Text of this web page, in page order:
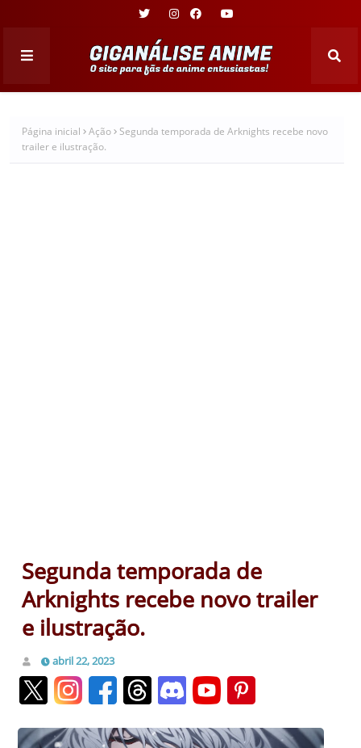
Página inicial Ação
Segunda temporada de Arknights recebe novo
trailer e ilustração.
Segunda temporada de
Arknights recebe novo trailer
e ilustração.
abril 22, 2023